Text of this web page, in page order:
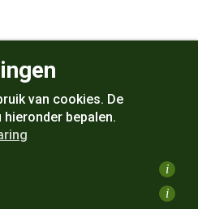
van cookies. De
bepalen.
i
i